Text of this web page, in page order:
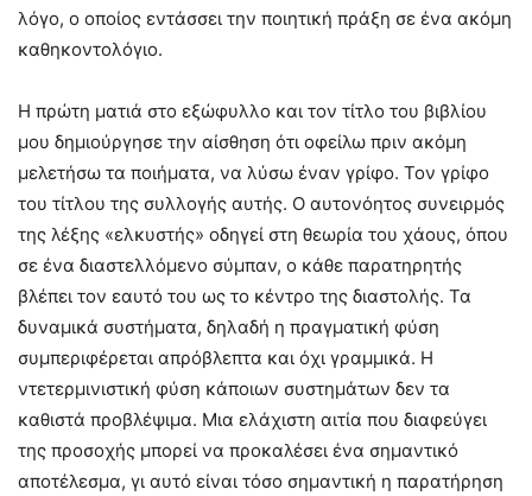
λόγο, ο οποίος εντάσσει την ποιητική πράξη σε ένα ακόμη
καθηκοντολόγιο.
Η πρώτη ματιά στο εξώφυλλο και τον τίτλο του βιβλίου
μου δημιούργησε την αίσθηση ότι οφείλω πριν ακόμη
μελετήσω τα ποιήματα, να λύσω έναν γρίφο. Τον γρίφο
του τίτλου της συλλογής αυτής. Ο αυτονόητος συνειρμός
της λέξης «ελκυστής» οδηγεί στη θεωρία του χάους, όπου
σε ένα διαστελλόμενο σύμπαν, ο κάθε παρατηρητής
βλέπει τον εαυτό του ως το κέντρο της διαστολής. Τα
δυναμικά συστήματα, δηλαδή η πραγματική φύση
συμπεριφέρεται απρόβλεπτα και όχι γραμμικά. Η
ντετερμινιστική φύση κάποιων συστημάτων δεν τα
καθιστά προβλέψιμα. Μια ελάχιστη αιτία που διαφεύγει
της προσοχής μπορεί να προκαλέσει ένα σημαντικό
αποτέλεσμα, γι αυτό είναι τόσο σημαντική η παρατήρηση